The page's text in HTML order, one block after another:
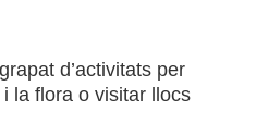
d’activitats per
la flora o visitar llocs